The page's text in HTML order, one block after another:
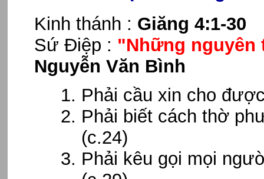
Kinh thánh : Giăng 4:1-30
Sứ Điệp : "Những nguyên
Nguyễn Văn Bình
Phải cầu xin cho
Phải biết cách thờ
(c.24)
Phải kêu gọi mọi